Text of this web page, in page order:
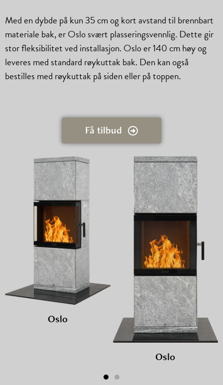
Med en dybde på kun 35 cm og kort avstand til brennbart
materiale bak, er Oslo svært plasseringsvennlig. Dette gir
stor fleksibilitet ved installasjon. Oslo er 140 cm høy og
leveres med standard røykuttak bak. Den kan også
bestilles med røykuttak på siden eller på toppen.
Få tilbud
Oslo
Oslo